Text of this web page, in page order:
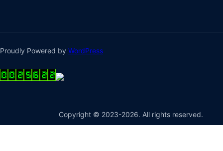
Proudly Powered by WordPress
Copyright © 2023-2026. All rights reserved.